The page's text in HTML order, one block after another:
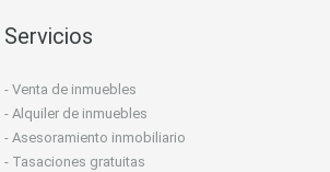
Servicios
- Venta de inmuebles
- Alquiler de inmuebles
- Asesoramiento inmobiliario
- Tasaciones gratuitas